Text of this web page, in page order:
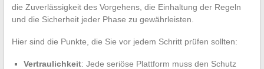
die Zuverlässigkeit des Vorgehens, die Einhaltung der Regeln
und die Sicherheit jeder Phase zu gewährleisten.
Hier sind die Punkte, die Sie vor jedem Schritt prüfen sollten:
Vertraulichkeit: Jede seriöse Plattform muss den Schutz